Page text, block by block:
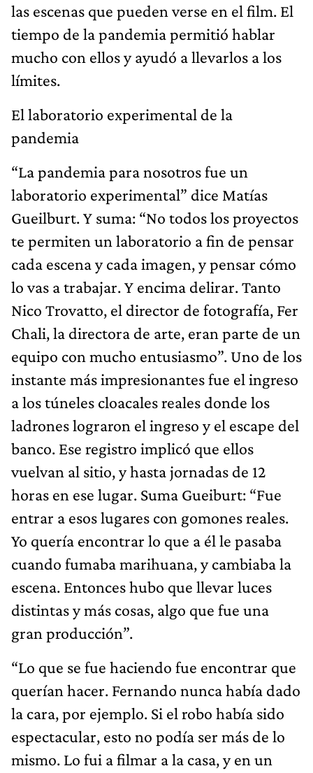
las escenas que pueden verse en el film. El
tiempo de la pandemia permitió hablar
mucho con ellos y ayudó a llevarlos a los
límites.
El laboratorio experimental de la
pandemia
“La pandemia para nosotros fue un
laboratorio experimental” dice Matías
Gueilburt. Y suma: “No todos los proyectos
te permiten un laboratorio a fin de pensar
cada escena y cada imagen, y pensar cómo
lo vas a trabajar. Y encima delirar. Tanto
Nico Trovatto, el director de fotografía, Fer
Chali, la directora de arte, eran parte de un
equipo con mucho entusiasmo”. Uno de los
instante más impresionantes fue el ingreso
a los túneles cloacales reales donde los
ladrones lograron el ingreso y el escape del
banco. Ese registro implicó que ellos
vuelvan al sitio, y hasta jornadas de 12
horas en ese lugar. Suma Gueiburt: “Fue
entrar a esos lugares con gomones reales.
Yo quería encontrar lo que a él le pasaba
cuando fumaba marihuana, y cambiaba la
escena. Entonces hubo que llevar luces
distintas y más cosas, algo que fue una
gran producción”.
“Lo que se fue haciendo fue encontrar que
querían hacer. Fernando nunca había dado
la cara, por ejemplo. Si el robo había sido
espectacular, esto no podía ser más de lo
mismo. Lo fui a filmar a la casa, y en un